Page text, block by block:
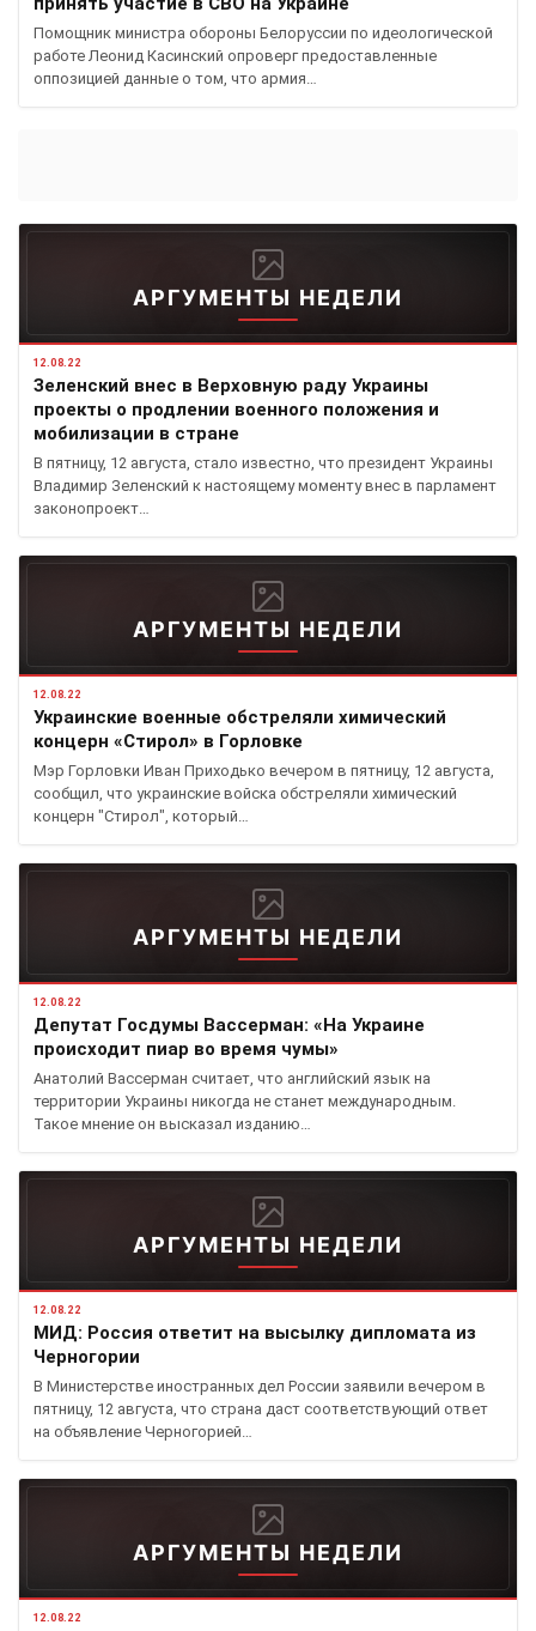
Помощник министра обороны Белоруссии по идеологической
работе Леонид Касинский опроверг предоставленные
оппозицией данные о том, что армия…
АРГУМЕНТЫ НЕДЕЛИ
12.08.22
Зеленский внес в Верховную раду Украины
проекты о продлении военного положения и
мобилизации в стране
В пятницу, 12 августа, стало известно, что президент Украины
Владимир Зеленский к настоящему моменту внес в парламент
законопроект…
АРГУМЕНТЫ НЕДЕЛИ
12.08.22
Украинские военные обстреляли химический
концерн «Стирол» в Горловке
Мэр Горловки Иван Приходько вечером в пятницу, 12 августа,
сообщил, что украинские войска обстреляли химический
концерн "Стирол", который…
АРГУМЕНТЫ НЕДЕЛИ
12.08.22
Депутат Госдумы Вассерман: «На Украине
происходит пиар во время чумы»
Анатолий Вассерман считает, что английский язык на
территории Украины никогда не станет международным.
Такое мнение он высказал изданию…
АРГУМЕНТЫ НЕДЕЛИ
12.08.22
МИД: Россия ответит на высылку дипломата из
Черногории
В Министерстве иностранных дел России заявили вечером в
пятницу, 12 августа, что страна даст соответствующий ответ
на объявление Черногорией…
АРГУМЕНТЫ НЕДЕЛИ
12.08.22